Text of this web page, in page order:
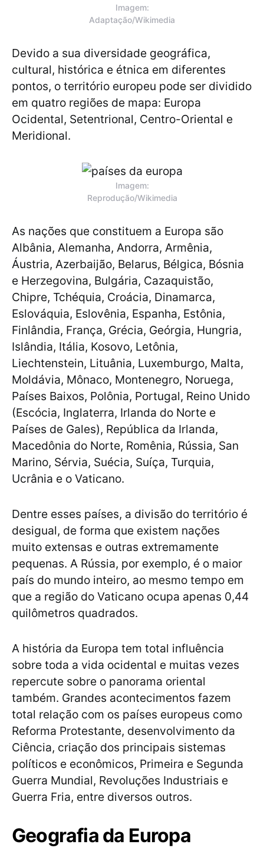
Imagem:
Adaptação/Wikimedia
Devido a sua diversidade geográfica,
cultural, histórica e étnica em diferentes
pontos, o território europeu pode ser dividido
em quatro regiões de mapa: Europa
Ocidental, Setentrional, Centro-Oriental e
Meridional.
Imagem:
Reprodução/Wikimedia
As nações que constituem a Europa são
Albânia, Alemanha, Andorra, Armênia,
Áustria, Azerbaijão, Belarus, Bélgica, Bósnia
e Herzegovina, Bulgária, Cazaquistão,
Chipre, Tchéquia, Croácia, Dinamarca,
Eslováquia, Eslovênia, Espanha, Estônia,
Finlândia, França, Grécia, Geórgia, Hungria,
Islândia, Itália, Kosovo, Letônia,
Liechtenstein, Lituânia, Luxemburgo, Malta,
Moldávia, Mônaco, Montenegro, Noruega,
Países Baixos, Polônia, Portugal, Reino Unido
(Escócia, Inglaterra, Irlanda do Norte e
Países de Gales), República da Irlanda,
Macedônia do Norte, Romênia, Rússia, San
Marino, Sérvia, Suécia, Suíça, Turquia,
Ucrânia e o Vaticano.
Dentre esses países, a divisão do território é
desigual, de forma que existem nações
muito extensas e outras extremamente
pequenas. A Rússia, por exemplo, é o maior
país do mundo inteiro, ao mesmo tempo em
que a região do Vaticano ocupa apenas 0,44
quilômetros quadrados.
A história da Europa tem total influência
sobre toda a vida ocidental e muitas vezes
repercute sobre o panorama oriental
também. Grandes acontecimentos fazem
total relação com os países europeus como
Reforma Protestante, desenvolvimento da
Ciência, criação dos principais sistemas
políticos e econômicos, Primeira e Segunda
Guerra Mundial, Revoluções Industriais e
Guerra Fria, entre diversos outros.
Geografia da Europa